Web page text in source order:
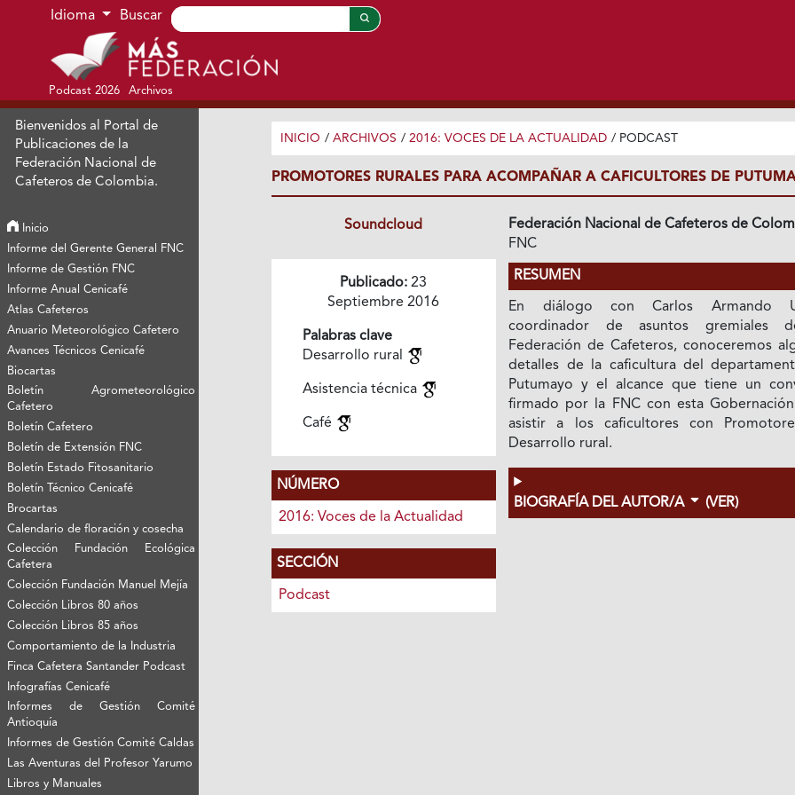
Ir al menú de navegación principal
Ir al contenido principal
Ir al pie de página del sitio
Idioma Buscar
Podcast 2026 Archivos
Bienvenidos al Portal de
Publicaciones de la
Federación Nacional de
Cafeteros de Colombia.
Inicio
Informe del Gerente General FNC
Informe de Gestión FNC
Informe Anual Cenicafé
Atlas Cafeteros
Anuario Meteorológico Cafetero
Avances Técnicos Cenicafé
Biocartas
Boletín Agrometeorológico
Cafetero
Boletín Cafetero
Boletín de Extensión FNC
Boletín Estado Fitosanitario
Boletín Técnico Cenicafé
Brocartas
Calendario de floración y cosecha
Colección Fundación Ecológica
Cafetera
Colección Fundación Manuel Mejía
Colección Libros 80 años
Colección Libros 85 años
Comportamiento de la Industria
Finca Cafetera Santander Podcast
Infografías Cenicafé
Informes de Gestión Comité
Antioquía
Informes de Gestión Comité Caldas
Las Aventuras del Profesor Yarumo
Libros y Manuales
INICIO / ARCHIVOS / 2016: VOCES DE LA ACTUALIDAD / PODCAST
PROMOTORES RURALES PARA ACOMPAÑAR A CAFICULTORES DE
Soundcloud
Publicado: 23
Septiembre 2016
Palabras clave
Desarrollo rural
Asistencia técnica
Café
NÚMERO
2016: Voces de la Actualidad
SECCIÓN
Podcast
Federación Nacional de Cafeteros de
FNC
RESUMEN
En diálogo con Carlos Armando
coordinador de asuntos gremiales
Federación de Cafeteros, conoceremos
detalles de la caficultura del
Putumayo y el alcance que tiene un
firmado por la FNC con esta
asistir a los caficultores con
Desarrollo rural.
BIOGRAFÍA DEL AUTOR/A (VER)